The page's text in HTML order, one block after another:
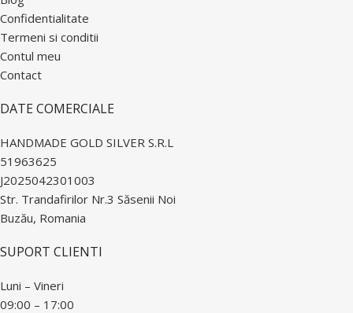
Confidentialitate
Termeni si conditii
Contul meu
Contact
DATE COMERCIALE
HANDMADE GOLD SILVER S.R.L
51963625
J2025042301003
Str. Trandafirilor Nr.3 Săsenii Noi
Buzău, Romania
SUPORT CLIENTI
Luni – Vineri
09:00 – 17:00